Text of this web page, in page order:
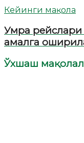
Кейинги мақола
Умра рейслари
амалга
Ўхшаш